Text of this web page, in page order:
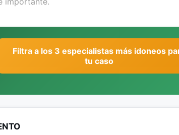
Filtra a los 3 especialistas más idoneos
tu caso